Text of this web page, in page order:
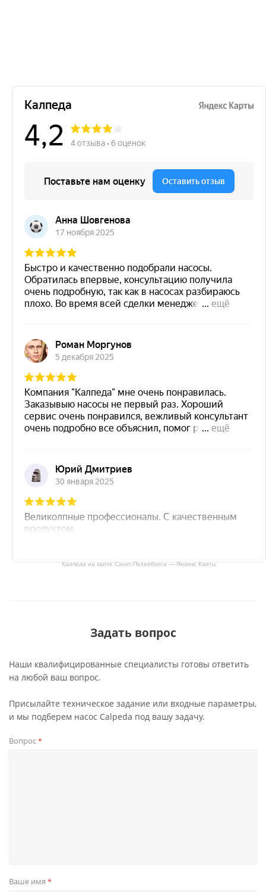
Калпеда на карте Санкт‑Петербурга — Яндекс Карты
Задать вопрос
Наши квалифицированные специалисты готовы ответить
на любой ваш вопрос.
Присылайте техническое задание или входные параметры,
и мы подберем насос Calpeda под вашу задачу.
Вопрос*
Ваше имя *